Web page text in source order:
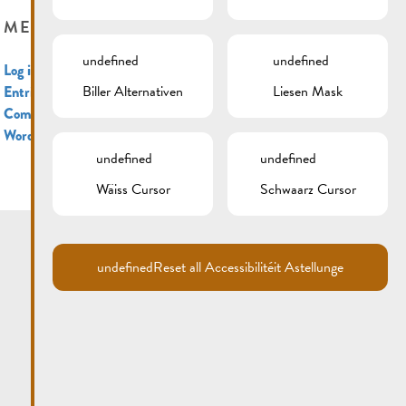
META
Log in
Entries feed
Comments feed
WordPress.org
undefined
Biller Alternativen
undefined
Liesen Mask
undefined
Wäiss Cursor
undefined
Schwaarz Cursor
undefinedReset all Accessibilitéit Astellunge